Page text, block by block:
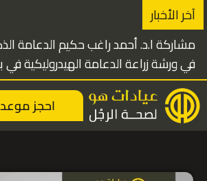
تخطي
المحتوى
آخر الأخبار
الدكتور أحمد
الذكرية في دبي
احجز موعد